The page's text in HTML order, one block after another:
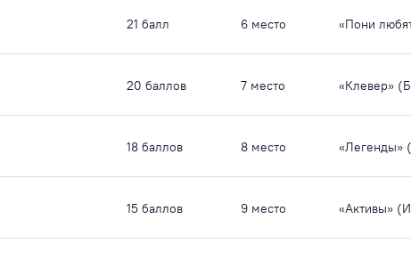
21 балл 6 место «Пони
20 баллов 7 место «Клевер»
18 баллов 8 место «Легенды»
15 баллов 9 место «Активы»